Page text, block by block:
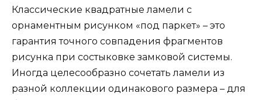
Классические квадратные ламели с
орнаментным рисунком «под паркет» – это
гарантия точного совпадения фрагментов
рисунка при состыковке замковой системы.
Иногда целесообразно сочетать ламели из
разной коллекции одинакового размера – для